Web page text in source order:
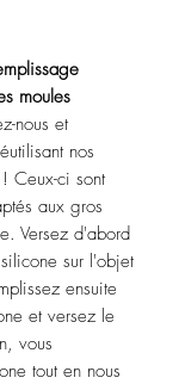
moules
nous et
nos
Ceux-ci sont
aux gros
Versez d'abord
sur l'objet
ensuite
et versez le
vous
tout en nous